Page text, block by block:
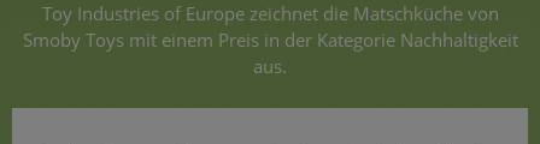
Toy Industries of Europe zeichnet die Matschküche von
Smoby Toys mit einem Preis in der Kategorie Nachhaltigkeit
aus.